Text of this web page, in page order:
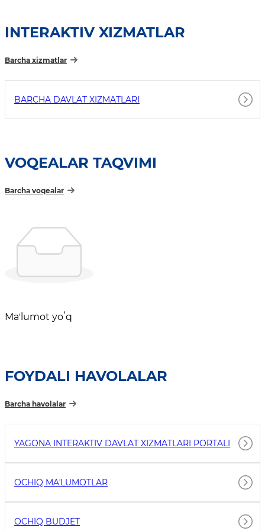
INTERAKTIV XIZMATLAR
Barcha xizmatlar
BARCHA DAVLAT XIZMATLARI
VOQEALAR TAQVIMI
Barcha voqealar
Maʼlumot yoʻq
FOYDALI HAVOLALAR
Barcha havolalar
YAGONA INTERAKTIV DAVLAT XIZMATLARI PORTALI
OCHIQ MAʼLUMOTLAR
OCHIQ BUDJET